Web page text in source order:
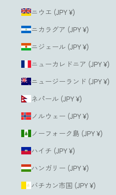
ニウエ (JPY ¥)
ニカラグア (JPY ¥)
ニジェール (JPY ¥)
ニューカレドニア (JPY ¥)
ニュージーランド (JPY ¥)
ネパール (JPY ¥)
ノルウェー (JPY ¥)
ノーフォーク島 (JPY ¥)
ハイチ (JPY ¥)
ハンガリー (JPY ¥)
バチカン市国 (JPY ¥)